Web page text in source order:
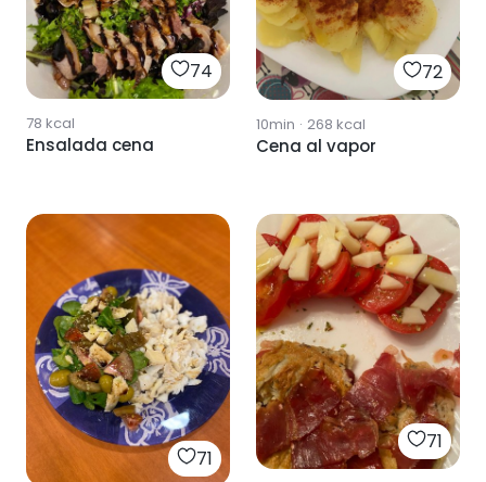
74
78 kcal
Ensalada cena
72
10min · 268 kcal
Cena al vapor
71
71